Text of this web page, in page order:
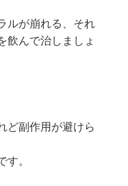
ルが崩れる、それ
飲んで治しましょ
ど副作用が避けら
す。